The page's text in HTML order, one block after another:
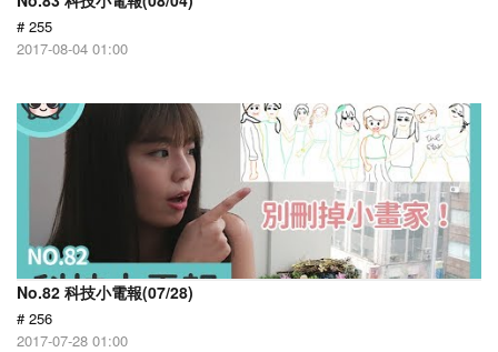
# 255
2017-08-04 01:00
No.82 科技小電報(07/28)
# 256
2017-07-28 01:00